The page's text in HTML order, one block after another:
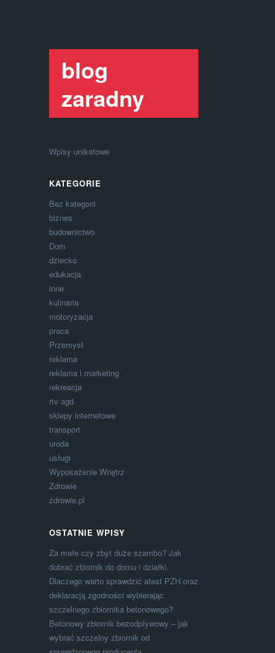
blog
zaradny
Wpisy unikatowe
KATEGORIE
Bez kategorii
biznes
budownictwo
Dom
dziecko
edukacja
inne
kulinaria
motoryzacja
praca
Przemysł
reklama
reklama i marketing
rekreacja
rtv agd
sklepy internetowe
transport
uroda
usługi
Wyposażenie Wnętrz
Zdrowie
zdrowie.pl
OSTATNIE WPISY
Za małe czy zbyt duże szambo? Jak
dobrać zbiornik do domu i działki.
Dlaczego warto sprawdzić atest PZH oraz
deklaracją zgodności wybierając
szczelnego zbiornika betonowego?
Betonowy zbiornik bezodpływowy – jak
wybrać szczelny zbiornik od